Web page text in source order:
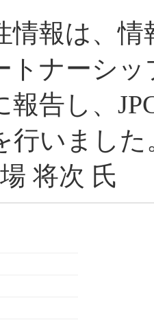
情報は、
トナーシ
報告し、
行いました
将次 氏